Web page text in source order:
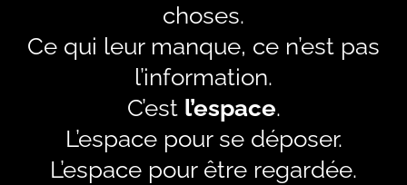
choses.
Ce qui leur manque, ce n’est pas
l’information.
C’est l’espace.
L’espace pour se déposer.
L’espace pour être regardée.